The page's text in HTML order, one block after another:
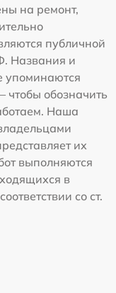
на ремонт,
публичной
Названия и
упоминаются
обозначить
Наша
их
выполняются
в
со ст.